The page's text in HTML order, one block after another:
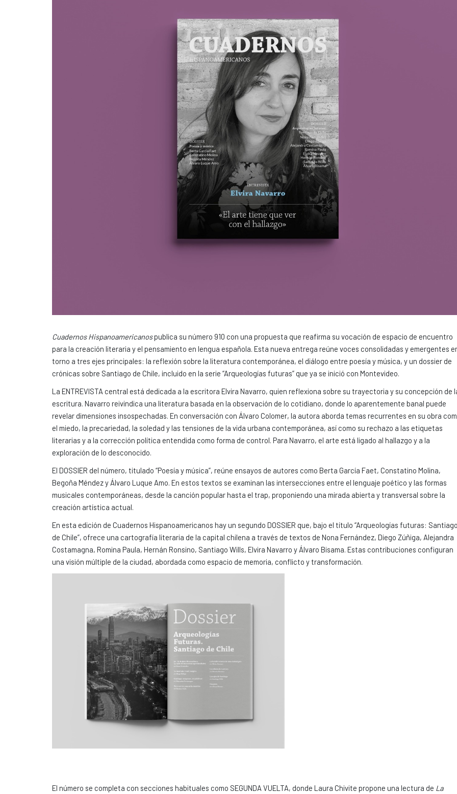
Cuadernos Hispanoamericanospublica su número 910 con una propuesta que reafirma su vocación de espacio de encuentro
para la creación literaria y el pensamiento en lengua española. Esta nueva entrega reúne voces consolidadas y emergentes
torno a tres ejes principales: la reflexión sobre la literatura contemporánea, el diálogo entre poesía y música, y un dossier de
crónicas sobre Santiago de Chile, incluido en la serie “Arqueologías futuras” que ya se inició con Montevideo.
La ENTREVISTA central está dedicada a la escritora Elvira Navarro, quien reflexiona sobre su trayectoria y su concepción de
escritura. Navarro reivindica una literatura basada en la observación de lo cotidiano, donde lo aparentemente banal puede
revelar dimensiones insospechadas. En conversación con Álvaro Colomer, la autora aborda temas recurrentes en su obra
el miedo, la precariedad, la soledad y las tensiones de la vida urbana contemporánea, así como su rechazo a las etiquetas
literarias y a la corrección política entendida como forma de control. Para Navarro, el arte está ligado al hallazgo y a la
exploración de lo desconocido.
El DOSSIER del número, titulado “Poesía y música”, reúne ensayos de autores como Berta García Faet, Constatino Molina,
Begoña Méndez y Álvaro Luque Amo. En estos textos se examinan las intersecciones entre el lenguaje poético y las formas
musicales contemporáneas, desde la canción popular hasta el trap, proponiendo una mirada abierta y transversal sobre la
creación artística actual.
En esta edición de Cuadernos Hispanoamericanos hay un segundo DOSSIER que, bajo el título “Arqueologías futuras: Santiago
de Chile”, ofrece una cartografía literaria de la capital chilena a través de textos de Nona Fernández, Diego Zúñiga, Alejandra
Costamagna, Romina Paula, Hernán Ronsino, Santiago Wills, Elvira Navarro y Álvaro Bisama. Estas contribuciones configuran
una visión múltiple de la ciudad, abordada como espacio de memoria, conflicto y transformación.
El número se completa con secciones habituales como SEGUNDA VUELTA, donde Laura Chivite propone una lectura de La